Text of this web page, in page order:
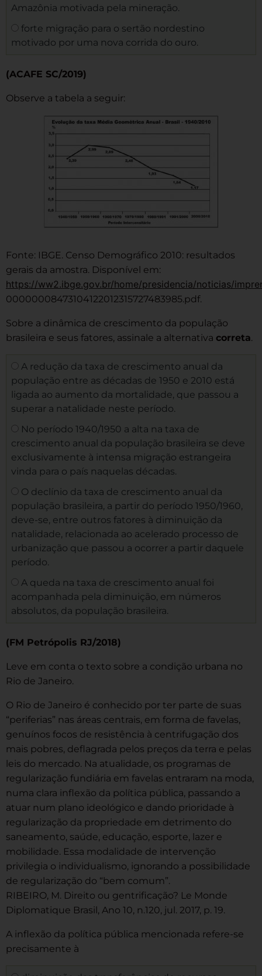
Amazônia motivada pela mineração.
forte migração para o sertão nordestino
motivado por uma nova corrida do ouro.
(ACAFE SC/2019)
Observe a tabela a seguir:
Fonte: IBGE. Censo Demográfico 2010: resultados
gerais da amostra. Disponível em:
https://ww2.ibge.gov.br/home/presidencia/noticias/
00000008473104122012315727483985.pdf.
Sobre a dinâmica de crescimento da população
brasileira e seus fatores, assinale a alternativa correta.
A redução da taxa de crescimento anual da
população entre as décadas de 1950 e 2010 está
ligada ao aumento da mortalidade, que passou a
superar a natalidade neste período.
No período 1940/1950 a alta na taxa de
crescimento anual da população brasileira se deve
exclusivamente à intensa migração estrangeira
vinda para o país naquelas décadas.
O declínio da taxa de crescimento anual da
população brasileira, a partir do período 1950/1960,
deve-se, entre outros fatores à diminuição da
natalidade, relacionada ao acelerado processo de
urbanização que passou a ocorrer a partir daquele
período.
A queda na taxa de crescimento anual foi
acompanhada pela diminuição, em números
absolutos, da população brasileira.
(FM Petrópolis RJ/2018)
Leve em conta o texto sobre a condição urbana no
Rio de Janeiro.
O Rio de Janeiro é conhecido por ter parte de suas
“periferias” nas áreas centrais, em forma de favelas,
genuínos focos de resistência à centrifugação dos
mais pobres, deflagrada pelos preços da terra e pelas
leis do mercado. Na atualidade, os programas de
regularização fundiária em favelas entraram na moda,
numa clara inflexão da política pública, passando a
atuar num plano ideológico e dando prioridade à
regularização da propriedade em detrimento do
saneamento, saúde, educação, esporte, lazer e
mobilidade. Essa modalidade de intervenção
privilegia o individualismo, ignorando a possibilidade
de regularização do “bem comum”.
RIBEIRO, M. Direito ou gentrificação? Le Monde
Diplomatique Brasil, Ano 10, n.120, jul. 2017, p. 19.
A inflexão da política pública mencionada refere-se
precisamente à